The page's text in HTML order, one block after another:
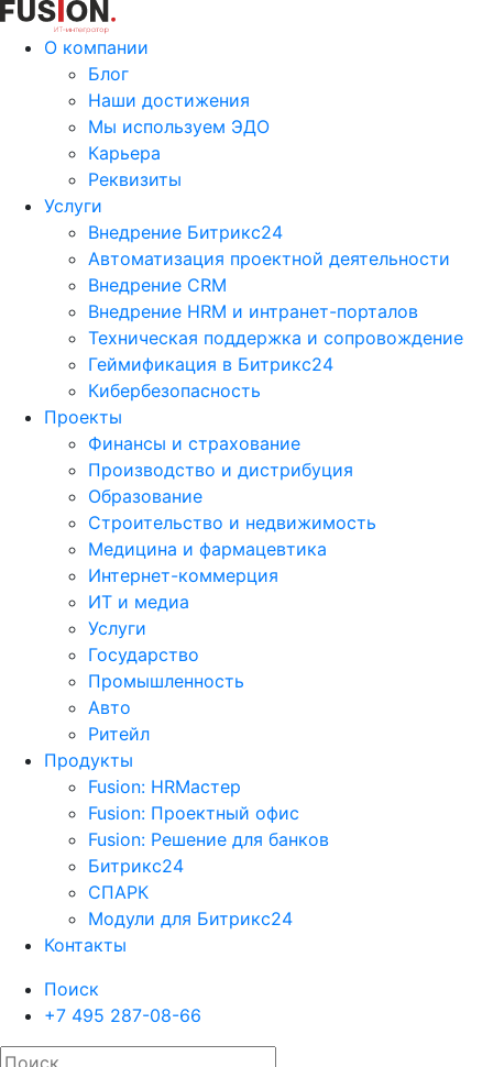
О компании
Блог
Наши достижения
Мы используем ЭДО
Карьера
Реквизиты
Услуги
Внедрение Битрикс24
Автоматизация проектной деятельности
Внедрение CRM
Внедрение HRM и интранет-порталов
Техническая поддержка и сопровождение
Геймификация в Битрикс24
Кибербезопасность
Проекты
Финансы и страхование
Производство и дистрибуция
Образование
Строительство и недвижимость
Медицина и фармацевтика
Интернет-коммерция
ИТ и медиа
Услуги
Государство
Промышленность
Авто
Ритейл
Продукты
Fusion: HRМастер
Fusion: Проектный офис
Fusion: Решение для банков
Битрикс24
СПАРК
Модули для Битрикс24
Контакты
Поиск
+7 495 287-08-66